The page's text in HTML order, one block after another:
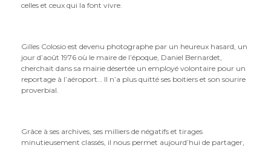
celles et ceux qui la font vivre.
Gilles Colosio est devenu photographe par un heureux hasard, un
jour d’août 1976 où le maire de l’époque, Daniel Bernardet,
cherchait dans sa mairie désertée un employé volontaire pour un
reportage à l’aéroport… Il n’a plus quitté ses boitiers et son sourire
proverbial.
Grâce à ses archives, ses milliers de négatifs et tirages
minutieusement classés, il nous permet aujourd’hui de partager,